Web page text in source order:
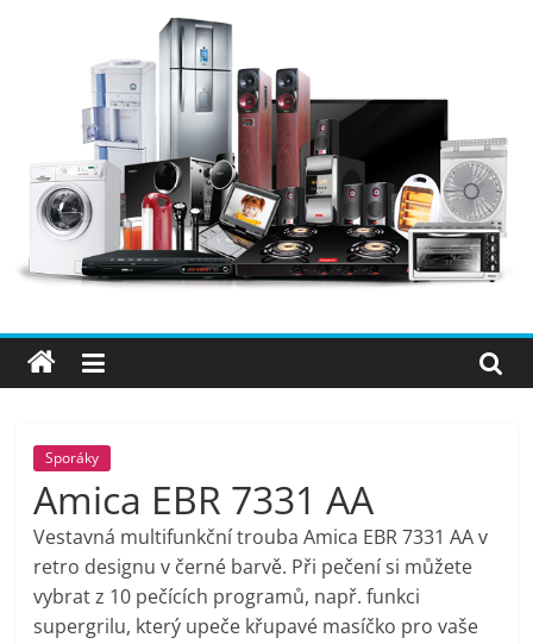
Elektro
OK
–
nejlepší
elektronika
porovnání,
pračky,
Sporáky
Amica EBR 7331 AA
Vestavná multifunkční trouba Amica EBR 7331 AA v
retro designu v černé barvě. Při pečení si můžete
vybrat z 10 pečících programů, např. funkci
supergrilu, který upeče křupavé masíčko pro vaše